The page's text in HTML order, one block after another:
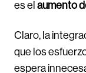
es el aumento
Claro, la
que los
espera